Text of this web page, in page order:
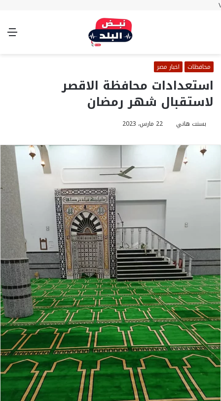
\
الوضع
محافظات اخبار مصر
استعدادات محافظة الاقصر
لاستقبال شهر رمضان
بسنت هاني 22 مارس، 2023